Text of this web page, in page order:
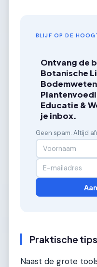
BLIJF OP DE
Ontvang de
Botanische
Educatie &
je inbox.
Geen spam. Altijd
Praktische
Naast de grote